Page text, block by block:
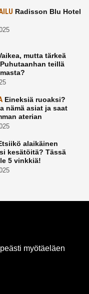
Radisson Blu Hotel
mutta tärkeä
teillä
Eineksiä ruoaksi?
nämä asiat ja saat
aterian
alaikäinen
kesätöitä? Tässä
5 vinkkiä!
myötäeläen